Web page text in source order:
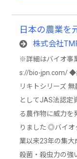
日本の農業を
株式会社
※詳細はバイオ事
s://bio-jpn.com/ ◆
リキトシリーズ
としてJAS法認定
る農作物に威力を
りました ◎バイオ
業以来23年の集大
殺菌・殺虫力の強